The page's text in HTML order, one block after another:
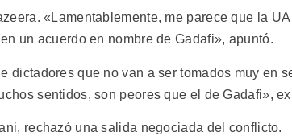
«Lamentablemente, me parece que la
un acuerdo en nombre de Gadafi», apuntó.
dictadores que no van a ser tomados muy en
sentidos, son peores que el de Gadafi»,
rechazó una salida negociada del conflicto.